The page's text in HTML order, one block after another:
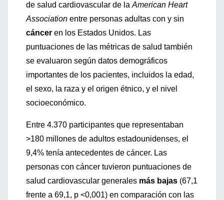
de salud cardiovascular de la American Heart
Association entre personas adultas con y sin
cáncer en los Estados Unidos. Las
puntuaciones de las métricas de salud también
se evaluaron según datos demográficos
importantes de los pacientes, incluidos la edad,
el sexo, la raza y el origen étnico, y el nivel
socioeconómico.
Entre 4.370 participantes que representaban
>180 millones de adultos estadounidenses, el
9,4% tenía antecedentes de cáncer. Las
personas con cáncer tuvieron puntuaciones de
salud cardiovascular generales más bajas (67,1
frente a 69,1, p <0,001) en comparación con las